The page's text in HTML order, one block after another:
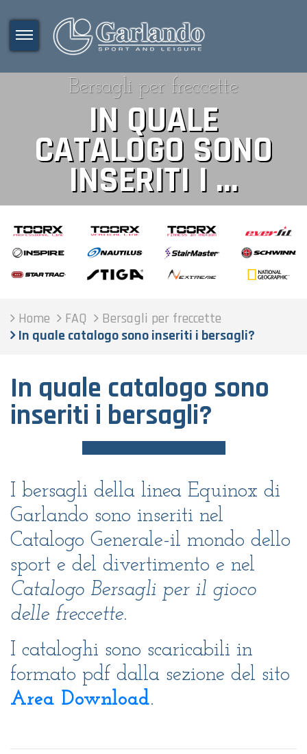
Bersagli per freccette
IN QUALE
CATALOGO SONO
INSERITI I ...
Home FAQ
Bersagli per freccette
In quale catalogo sono inseriti i bersagli?
In quale catalogo sono
inseriti i bersagli?
I bersagli della linea Equinox di
Garlando sono inseriti nel
Catalogo Generale-il mondo dello
sport e del divertimento e nel
Catalogo Bersagli per il gioco
delle freccette.
I cataloghi sono scaricabili in
formato pdf dalla sezione del sito
Area Download.